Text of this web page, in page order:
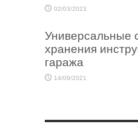
02/03/2023
Универсальные
хранения
гаража
14/09/2021